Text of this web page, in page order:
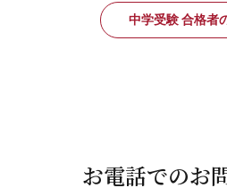
中学受験 合格者
お電話でのお